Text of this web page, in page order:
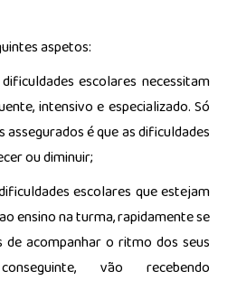
aspetos:
escolares necessitam
intensivo e especializado. Só
é que as dificuldades
ou diminuir;
escolares que estejam
ensino na turma, rapidamente se
de acompanhar o ritmo dos seus
vão recebendo